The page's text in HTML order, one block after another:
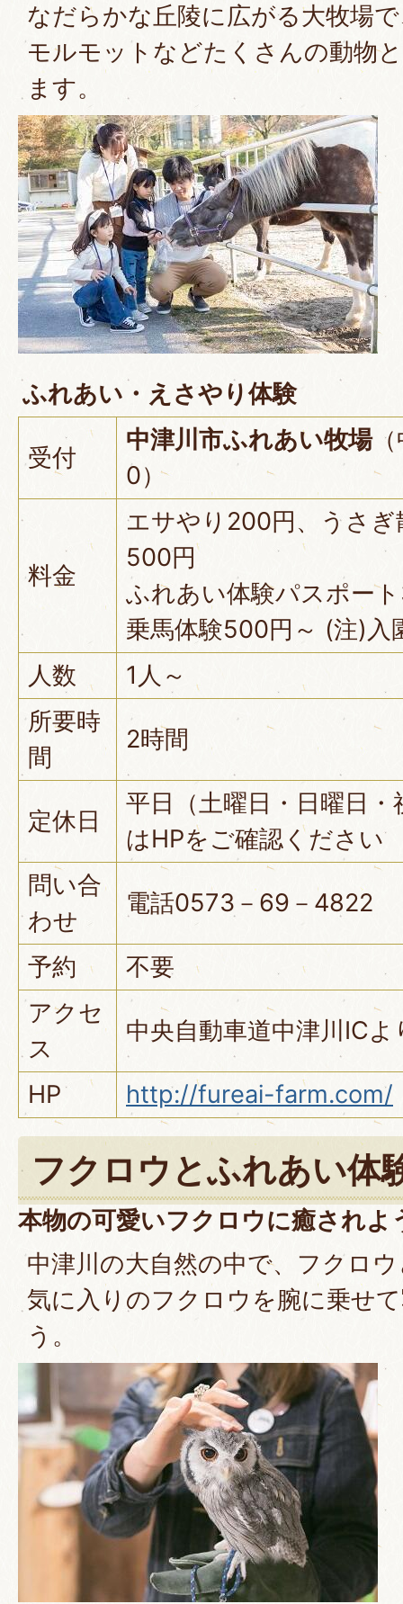
なだらかな丘陵に広がる大牧場
モルモットなどたくさんの動物
ます。
ふれあい・えさやり体験
受付
中津川市ふれあい牧場（
0）
料金
エサやり200円、うさ
500円
ふれあい体験パスポー
乗馬体験500円～ (注)入
人数
1人～
所要時
間
2時間
定休日
平日（土曜日・日曜日
はHPをご確認ください
問い合
わせ
電話0573－69－4822
予約
不要
アクセ
ス
中央自動車道中津川IC
HP http://fureai-farm.com/
フクロウとふれあい体
本物の可愛いフクロウに癒されよ
中津川の大自然の中で、フクロ
気に入りのフクロウを腕に乗せ
う。